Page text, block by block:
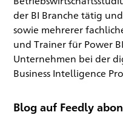
der BI Branche tätig
sowie mehrerer
und Trainer für Power
Unternehmen bei der
Business Intelligence
Blog auf Feedly